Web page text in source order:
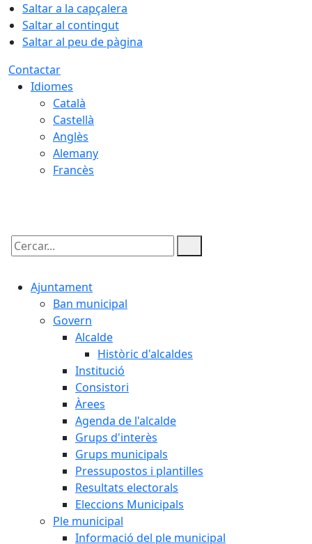
Saltar a la capçalera
Saltar al contingut
Saltar al peu de pàgina
Contactar
Idiomes
Català
Castellà
Anglès
Alemany
Francès
Cercar:
Ajuntament
Ban municipal
Govern
Alcalde
Històric d'alcaldes
Institució
Consistori
Àrees
Agenda de l'alcalde
Grups d'interès
Grups municipals
Pressupostos i plantilles
Resultats electorals
Eleccions Municipals
Ple municipal
Informació del ple municipal